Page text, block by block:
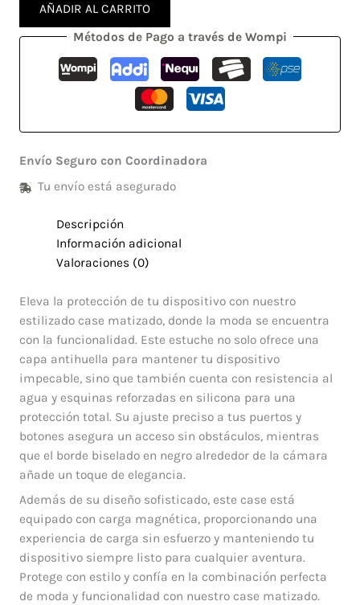
AÑADIR AL CARRITO
Métodos de Pago a través de Wompi
Envío Seguro con Coordinadora
Tu envío está asegurado
Descripción
Información adicional
Valoraciones (0)
Eleva la protección de tu dispositivo con nuestro
estilizado case matizado, donde la moda se encuentra
con la funcionalidad. Este estuche no solo ofrece una
capa antihuella para mantener tu dispositivo
impecable, sino que también cuenta con resistencia al
agua y esquinas reforzadas en silicona para una
protección total. Su ajuste preciso a tus puertos y
botones asegura un acceso sin obstáculos, mientras
que el borde biselado en negro alrededor de la cámara
añade un toque de elegancia.
Además de su diseño sofisticado, este case está
equipado con carga magnética, proporcionando una
experiencia de carga sin esfuerzo y manteniendo tu
dispositivo siempre listo para cualquier aventura.
Protege con estilo y confía en la combinación perfecta
de moda y funcionalidad con nuestro case matizado.